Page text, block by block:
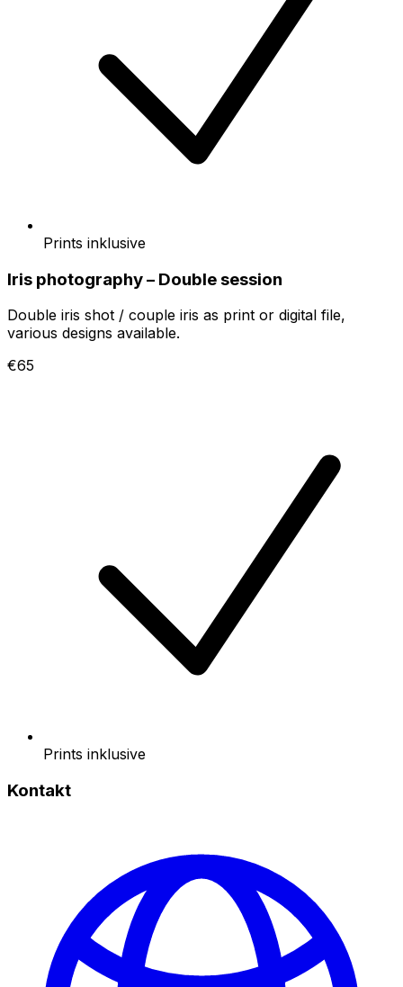
Prints inklusive
Iris photography – Double session
Double iris shot / couple iris as print or digital file,
various designs available.
€65
Prints inklusive
Kontakt